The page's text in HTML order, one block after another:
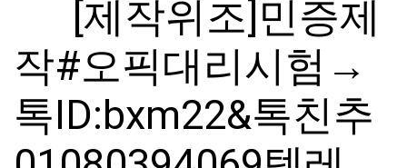
[제작위조]민증제
작#오픽대리시험→
톡ID:bxm22&톡친추